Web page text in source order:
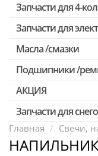
Запчасти для 4-
Запчасти для
Двигатели,
Патроны для
Выключатели,
Запчасти для
Запчасти для
Запчасти для
Масла /смазки
Подшипники /
АКЦИЯ
Скидка 50%
Запчасти для
Главная Свечи,
НАПИЛЬНИК